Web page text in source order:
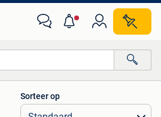
afstanden…
Sorteer op